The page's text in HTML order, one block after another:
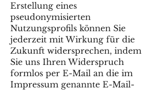
Erstellung eines
pseudonymisierten
Nutzungsprofils können Sie
jederzeit mit Wirkung für die
Zukunft widersprechen, indem
Sie uns Ihren Widerspruch
formlos per E-Mail an die im
Impressum genannte E-Mail-